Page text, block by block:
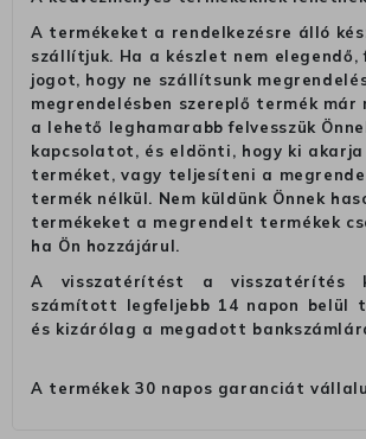
A termékeket a rendelkezésre álló
szállítjuk. Ha a készlet nem
jogot, hogy ne szállítsunk
megrendelésben szereplő termék már
a lehető leghamarabb felvesszük
kapcsolatot, és eldönti, hogy ki akarja
terméket, vagy teljesíteni a
termék nélkül. Nem küldünk Önnek
termékeket a megrendelt termékek
ha Ön hozzájárul.
A visszatérítést a visszatérítés
számított legfeljebb 14 napon belül
és kizárólag a megadott
A termékek 30 napos garanciát